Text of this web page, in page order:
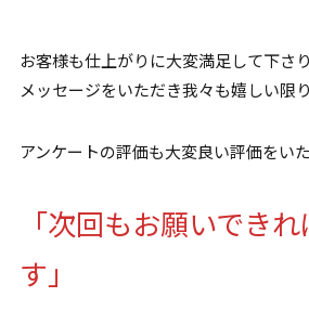
お客様も仕上がりに大変満足して下さ
メッセージをいただき我々も嬉しい限
アンケートの評価も大変良い評価をいた
「次回もお願いでき
す」